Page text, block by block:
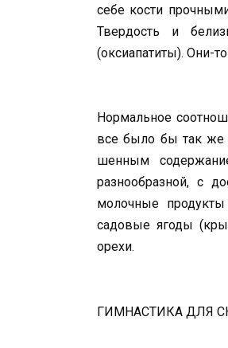
себе кос­ти
Твердость и
(оксиапатиты). Они-
Нормальное
все было бы так же
шенным
разнообразной, с
молочные
садовые ягоды
орехи.
ГИМНАСТИКА ДЛЯ